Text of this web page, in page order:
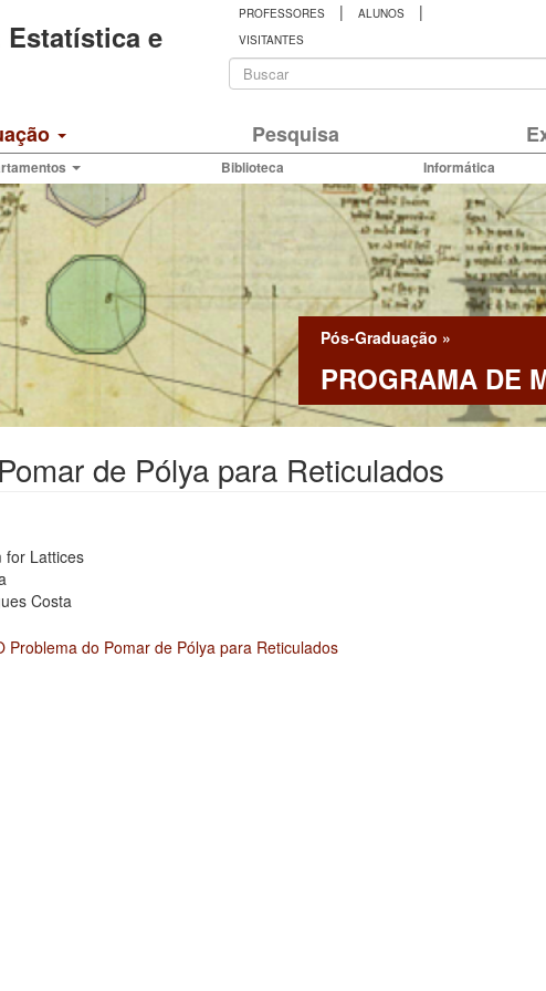
e
PROFESSORES | ALUNOS |
VISITANTES
Formulário
busca
Pesquisa
Biblioteca Informática
Pós-Graduação »
PROGRAMA DE
de Pólya para Reticulados
for Lattices
Costa
Problema do Pomar de Pólya para Reticulados